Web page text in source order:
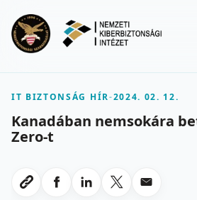
IT BIZTONSÁG HÍR-2024. 02. 12.
Kanadában nemsokára
Zero-t
Link masolasa
Megosztas Facebookon
MegosztasMegosztas X-en